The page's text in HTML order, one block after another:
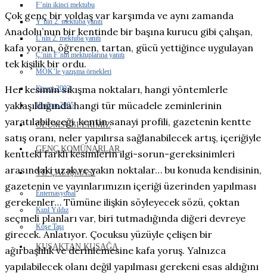
F’nin ikinci mektubu
Y’nin 2. mektuba yanıtı
L’nin 2. mektuba yanıtı
Ç’nin F’nin mektuplarına yanıtı
MÖK’le yazışma örnekleri
Kasım 2003
Haziran 2005
ÖLÜMSÜZLERIMIZ
GENÇ KOMÜNARLAR
YD ÇALIŞMASI
Enternasyonal
Kızıl Yıldız
Köşe Taşı
KUŞAKTAN KUŞAĞA
Çok genç bir yoldaş var karşımda ve aynı zamanda
Anadolu’nun bir kentinde bir başına kurucu gibi çalışan,
kafa yoran, öğrenen, tartan, gücü yettiğince uygulayan
tek kişilik bir ordu.
Her kesimin sıkışma noktaları, hangi yöntemlerle
yaklaşıldığında hangi tür mücadele zeminlerinin
yaratılabileceği, kentin sanayi profili, gazetenin kentte
satış oranı, neler yapılırsa sağlanabilecek artış, içeriğiyle
kentteki farklı kesimlerin ilgi-sorun-gereksinimleri
arasındaki uzak ve yakın noktalar… bu konuda kendisinin,
gazetenin ve yayınlarımızın içeriği üzerinden yapılması
gerekenler… Tümüne ilişkin söyleyecek sözü, çoktan
seçmeli planları var, biri tutmadığında diğeri devreye
girecek. Anlatıyor. Çocuksu yüzüyle çelişen bir
ağırbaşlılık ve derinlemesine kafa yoruş. Yalnızca
yapılabilecek olanı değil yapılması gerekeni esas aldığını